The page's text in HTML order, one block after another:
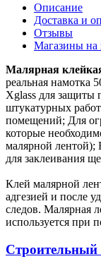
Описание
Доставка и
Отзывы
Магазины на
Малярная
реальная намотка
Xglass для защиты
штукатурных
помещений; Для
которые
малярной лентой);
для заклеивания
Клей малярной
адгезией и после
следов. Малярная
используется при
Строительный